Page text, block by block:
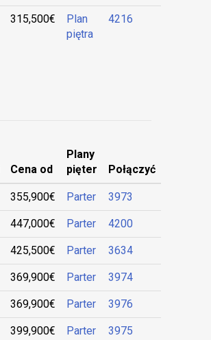
315,500€
Plan
piętra
4216
Cena od
Plany
pięter
Połączyć
355,900€ Parter 3973
447,000€ Parter 4200
425,500€ Parter 3634
369,900€ Parter 3974
369,900€ Parter 3976
399,900€ Parter 3975